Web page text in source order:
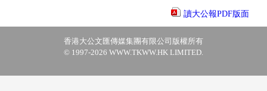
讀大公報PDF版面
香港大公文匯傳媒集團有限公司版權所有
© 1997-2026 WWW.TKWW.HK LIMITED.